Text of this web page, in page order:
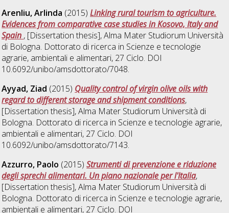
Arenliu, Arlinda (2015)Linking rural tourism to agriculture.
Evidences from comparative case studies in Kosovo, Italy and
Spain , [Dissertation thesis], Alma Mater Studiorum Università
di Bologna. Dottorato di ricerca in Scienze e tecnologie
agrarie, ambientali e alimentari, 27 Ciclo. DOI
10.6092/unibo/amsdottorato/7048.
Ayyad, Ziad (2015) Quality control of virgin olive oils with
regard to different storage and shipment conditions,
[Dissertation thesis], Alma Mater Studiorum Università di
Bologna. Dottorato di ricerca in Scienze e tecnologie agrarie,
ambientali e alimentari, 27 Ciclo. DOI
10.6092/unibo/amsdottorato/7143.
Azzurro, Paolo (2015)Strumenti di prevenzione e riduzione
degli sprechi alimentari. Un piano nazionale per l'Italia,
[Dissertation thesis], Alma Mater Studiorum Università di
Bologna. Dottorato di ricerca in Scienze e tecnologie agrarie,
ambientali e alimentari, 27 Ciclo. DOI